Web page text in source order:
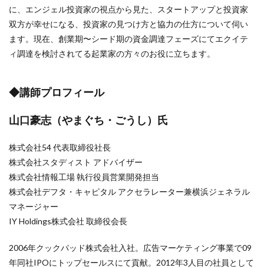
に、エンジェル投資家の視点から見た、スタートアップと投資家
双方が幸せになる、投資家の見つけ方と協力の仕方について伺い
ます。現在、創業期〜シード期の資金調達フェーズにてエクイテ
ィ調達を検討されてる起業家の方々のお役に立ちます。
◆講師プロフィール
山口豪志（やまぐち・ごうし）氏
株式会社54 代表取締役社長
株式会社スタディスト アドバイザー
株式会社情報工場 執行役員営業開発担当
株式会社デフタ・キャピタル アクセラレーター兼横浜ジェネラル
マネージャー
IY Holdings株式会社 取締役会長
2006年クックパッド株式会社入社。広告マーケティング事業で09
年同社IPOにトップセールスにて貢献。2012年3人目の社員として